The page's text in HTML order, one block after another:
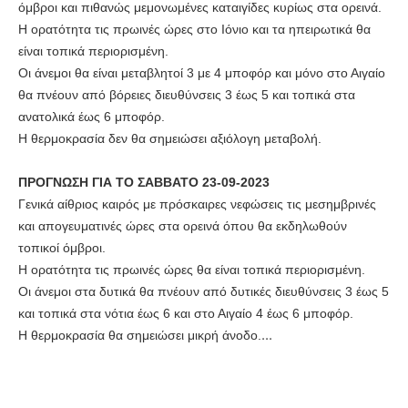
όμβροι και πιθανώς μεμονωμένες καταιγίδες κυρίως στα ορεινά.
Η ορατότητα τις πρωινές ώρες στο Ιόνιο και τα ηπειρωτικά θα
είναι τοπικά περιορισμένη.
Οι άνεμοι θα είναι μεταβλητοί 3 με 4 μποφόρ και μόνο στο Αιγαίο
θα πνέουν από βόρειες διευθύνσεις 3 έως 5 και τοπικά στα
ανατολικά έως 6 μποφόρ.
Η θερμοκρασία δεν θα σημειώσει αξιόλογη μεταβολή.
ΠΡΟΓΝΩΣΗ ΓΙΑ ΤΟ ΣΑΒΒΑΤΟ 23-09-2023
Γενικά αίθριος καιρός με πρόσκαιρες νεφώσεις τις μεσημβρινές
και απογευματινές ώρες στα ορεινά όπου θα εκδηλωθούν
τοπικοί όμβροι.
Η ορατότητα τις πρωινές ώρες θα είναι τοπικά περιορισμένη.
Οι άνεμοι στα δυτικά θα πνέουν από δυτικές διευθύνσεις 3 έως 5
και τοπικά στα νότια έως 6 και στο Αιγαίο 4 έως 6 μποφόρ.
Η θερμοκρασία θα σημειώσει μικρή άνοδο. ...